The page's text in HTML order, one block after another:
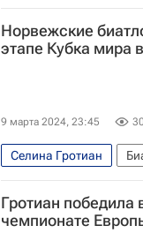
Ванесса Фойгт
Кубок мира по
Норвежские
этапе Кубка мира
9 марта 2024, 23:45
Селина Гротиан
Международный союз
Гротиан победила
чемпионате